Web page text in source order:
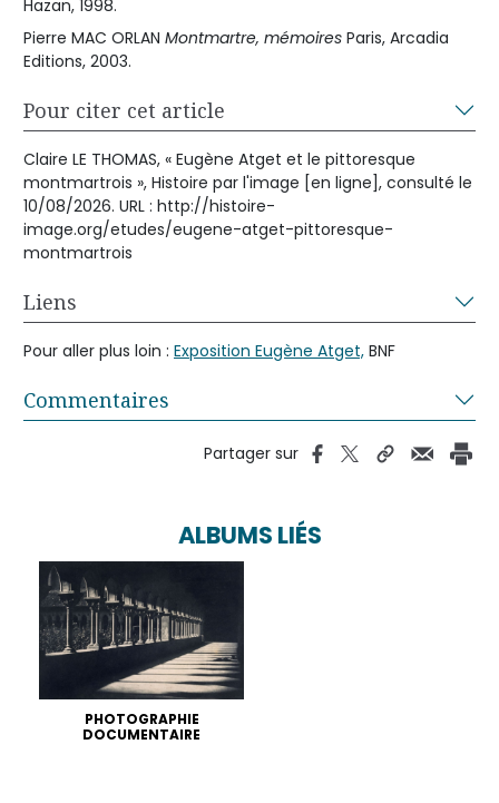
Hazan, 1998.
Pierre MAC ORLAN Montmartre, mémoires Paris, Arcadia
Editions, 2003.
Pour citer cet article
Claire LE THOMAS, « Eugène Atget et le pittoresque
montmartrois », Histoire par l'image [en ligne], consulté le
10/08/2026. URL : http://histoire-
image.org/etudes/eugene-atget-pittoresque-
montmartrois
Liens
Pour aller plus loin : Exposition Eugène Atget, BNF
Commentaires
Partager sur
ALBUMS LIÉS
PHOTOGRAPHIE
DOCUMENTAIRE